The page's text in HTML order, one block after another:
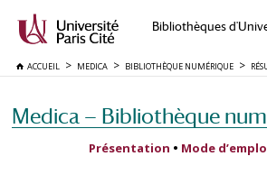
Bibliothèques
ACCUEIL MEDICA BIBLIOTHÈQUE NUMÉRIQUE
Medica — Bibliothèque
Présentation • Mode